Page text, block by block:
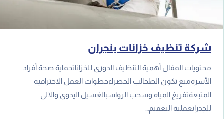
شركة تنظيف خزانات بنجران
محتويات المقال أهمية التنظيف الدوري للخزاناتحماية صحة أفراد
الأسرةمنع تكون الطحالب الخضراءخطوات العمل الاحترافية
المتبعةتفريغ المياه وسحب الرواسبالغسيل اليدوي والآلي
للجدرانعملية التعقيم…